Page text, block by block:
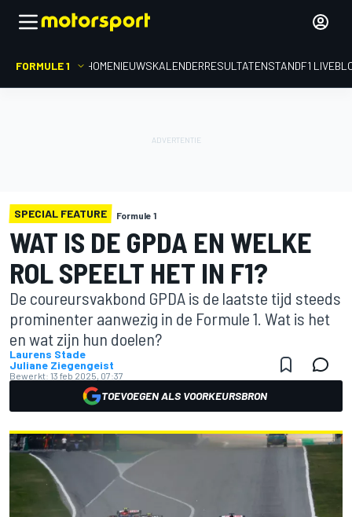
FORMULE 1 HOMENIEUWSKALENDERRESULTATENSTANDF1
SPECIAL FEATURE Formule 1
WAT IS DE GPDA EN WELKE
ROL SPEELT HET IN F1?
De coureursvakbond GPDA is de laatste tijd steeds
prominenter aanwezig in de Formule 1. Wat is het
en wat zijn hun doelen?
Laurens Stade
Juliane Ziegengeist
Bewerkt: 13 feb 2025, 07:37
TOEVOEGEN ALS VOORKEURSBRON